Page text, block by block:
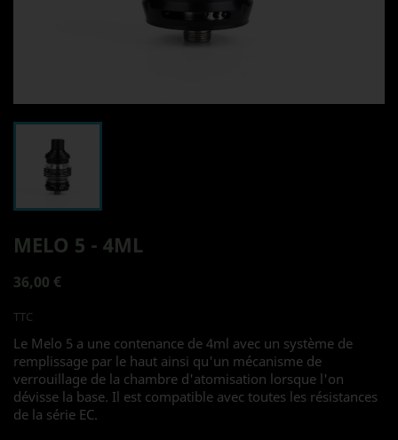
MELO 5 - 4ML
36,00 €
TTC
Le Melo 5 a une contenance de 4ml avec un système de
remplissage par le haut ainsi qu'un mécanisme de
verrouillage de la chambre d'atomisation lorsque l'on
dévisse la base. Il est compatible avec toutes les résistances
de la série EC.